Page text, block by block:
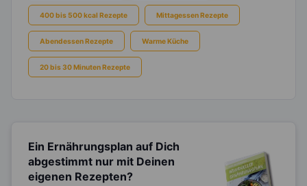
400 bis 500 kcal Rezepte Mittagessen Rezepte
Abendessen Rezepte Warme Küche
20 bis 30 Minuten Rezepte
Ein Ernährungsplan auf Dich
abgestimmt nur mit Deinen
eigenen Rezepten?